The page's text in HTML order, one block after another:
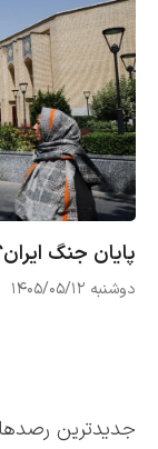
جدیدترین رصدها
پایان جنگ
دوشنبه ۱۴۰۵/۰۵/۱۲